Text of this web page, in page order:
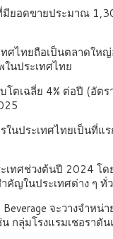
ยอดขายประมาณ
ทศไทยถือเป็นตลาดใ
ในประเทศไทย
โตเฉลี่ย 4% ต่อปี (อั
รในประเทศไทยเป็น
เทศช่วงต้นปี 2024
ญในประเทศต่าง ๆ
จะวางจำหน่
กลุ่มโรงแรมเชอรา